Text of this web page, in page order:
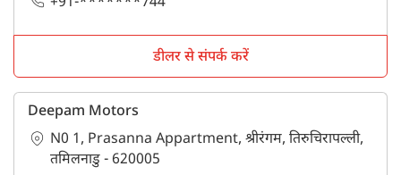
डीलर से संपर्क करें
Deepam Motors
N0 1, Prasanna Appartment, श्रीरंगम, तिरुचिरापल्ली,
तमिलनाडु - 620005